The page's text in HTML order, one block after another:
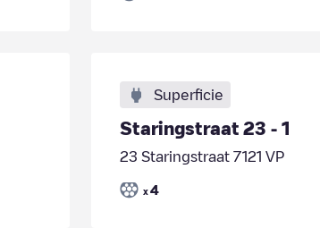
Superficie
Staringstraat 23 - 1
23 Staringstraat 7121 VP
x 4